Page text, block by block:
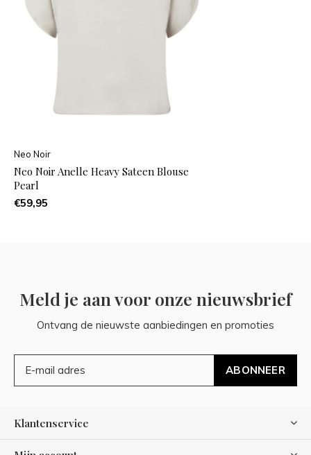
Neo Noir
Neo Noir Anelle Heavy Sateen Blouse
Pearl
€59,95
Meld je aan voor onze nieuwsbrief
Ontvang de nieuwste aanbiedingen en promoties
ABONNEER
Klantenservice